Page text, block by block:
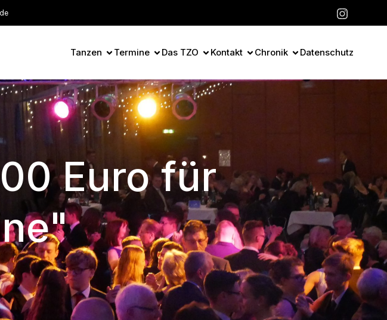
Tanzen Termine Das TZO Kontakt Chronik Datenschutz
Euro für